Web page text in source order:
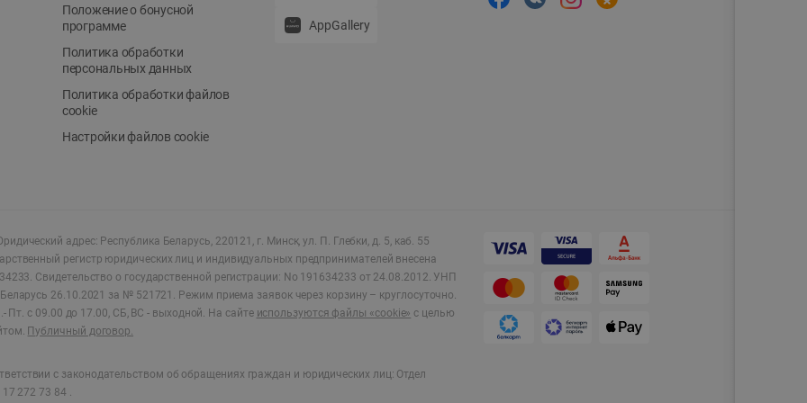
Положение о бонусной
программе
Политика обработки
персональных данных
Политика обработки файлов
cookie
Настройки файлов cookie
AppGallery
адрес: Республика Беларусь, 220121, г. Минск, ул. П. Глебки, д. 5, каб. 55
регистр юридических лиц и индивидуальных предпринимателей внесена
Свидетельство о государственной регистрации: No 191634233 от 24.08.2012. УНП
26.10.2021 за № 521721. Режим приема заявок через корзину – круглосуточно.
Пт. с 09.00 до 17.00, СБ, ВС - выходной. На сайте используются файлы «cookie» с целью
Публичный договор.
с законодательством об обращениях граждан и юридических лиц: Отдел
272 73 84 .